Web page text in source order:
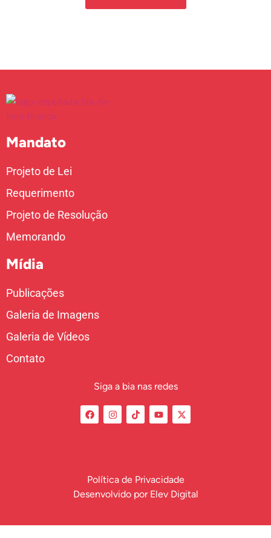
Mandato
Projeto de Lei
Requerimento
Projeto de Resolução
Memorando
Mídia
Publicações
Galeria de Imagens
Galeria de Vídeos
Contato
Siga a bia nas redes
Política de Privacidade
Desenvolvido por Elev Digital